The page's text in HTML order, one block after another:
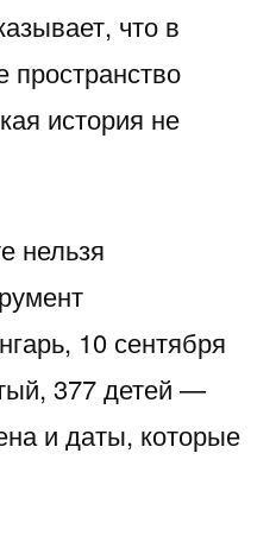
что в
пространство
история не
нельзя
10 сентября
377 детей —
и даты, которые